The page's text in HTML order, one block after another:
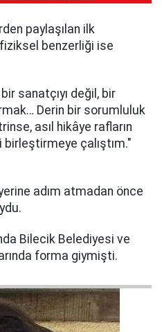
paylaşılan ilk
benzerliği ise
sanatçıyı değil, bir
Derin bir sorumluluk
asıl hikâye rafların
birleştirmeye çalıştım."
adım atmadan önce
Bilecik Belediyesi ve
forma giymişti.